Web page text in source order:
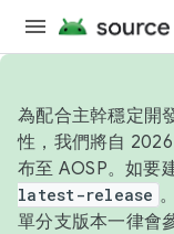
為配合主幹穩定開
性，我們將自
布至 AOSP。如要
latest-release 。
單分支版本一律會